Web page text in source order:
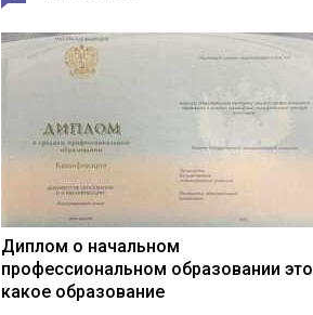
Диплом о начальном
профессиональном образовании это
какое образование